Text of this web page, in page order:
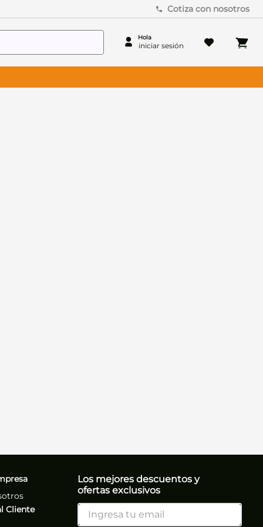
Cotiza con nosotros
Cliente
Los mejores descuentos y
ofertas exclusivos